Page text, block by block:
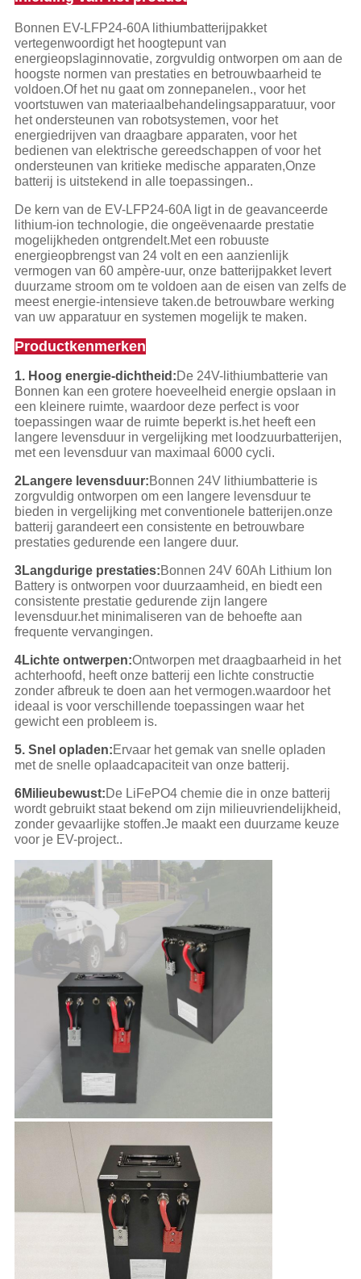
Bonnen EV-LFP24-60A lithiumbatterijpakket
vertegenwoordigt het hoogtepunt van
energieopslaginnovatie, zorgvuldig ontworpen om aan de
hoogste normen van prestaties en betrouwbaarheid te
voldoen.Of het nu gaat om zonnepanelen., voor het
voortstuwen van materiaalbehandelingsapparatuur, voor
het ondersteunen van robotsystemen, voor het
energiedrijven van draagbare apparaten, voor het
bedienen van elektrische gereedschappen of voor het
ondersteunen van kritieke medische apparaten,Onze
batterij is uitstekend in alle toepassingen..
De kern van de EV-LFP24-60A ligt in de geavanceerde
lithium-ion technologie, die ongeëvenaarde prestatie
mogelijkheden ontgrendelt.Met een robuuste
energieopbrengst van 24 volt en een aanzienlijk
vermogen van 60 ampère-uur, onze batterijpakket levert
duurzame stroom om te voldoen aan de eisen van zelfs de
meest energie-intensieve taken.de betrouwbare werking
van uw apparatuur en systemen mogelijk te maken.
Productkenmerken
1. Hoog energie-dichtheid:De 24V-lithiumbatterie van
Bonnen kan een grotere hoeveelheid energie opslaan in
een kleinere ruimte, waardoor deze perfect is voor
toepassingen waar de ruimte beperkt is.het heeft een
langere levensduur in vergelijking met loodzuurbatterijen,
met een levensduur van maximaal 6000 cycli.
2Langere levensduur:Bonnen 24V lithiumbatterie is
zorgvuldig ontworpen om een langere levensduur te
bieden in vergelijking met conventionele batterijen.onze
batterij garandeert een consistente en betrouwbare
prestaties gedurende een langere duur.
3Langdurige prestaties:Bonnen 24V 60Ah Lithium Ion
Battery is ontworpen voor duurzaamheid, en biedt een
consistente prestatie gedurende zijn langere
levensduur.het minimaliseren van de behoefte aan
frequente vervangingen.
4Lichte ontwerpen:Ontworpen met draagbaarheid in het
achterhoofd, heeft onze batterij een lichte constructie
zonder afbreuk te doen aan het vermogen.waardoor het
ideaal is voor verschillende toepassingen waar het
gewicht een probleem is.
5. Snel opladen:Ervaar het gemak van snelle opladen
met de snelle oplaadcapaciteit van onze batterij.
6Milieubewust:De LiFePO4 chemie die in onze batterij
wordt gebruikt staat bekend om zijn milieuvriendelijkheid,
zonder gevaarlijke stoffen.Je maakt een duurzame keuze
voor je EV-project..